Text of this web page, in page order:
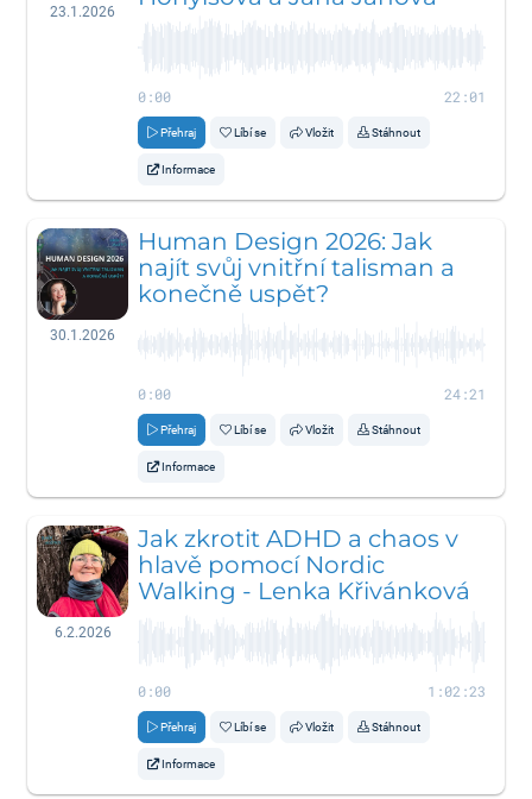
23.1.2026
0:00 22:01
Přehraj Líbí se Vložit Stáhnout
Informace
30.1.2026
Human Design 2026: Jak
najít svůj vnitřní talisman a
konečně uspět?
0:00 24:21
Přehraj Líbí se Vložit Stáhnout
Informace
6.2.2026
Jak zkrotit ADHD a chaos v
hlavě pomocí Nordic
Walking - Lenka Křivánková
0:00 1:02:23
Přehraj Líbí se Vložit Stáhnout
Informace